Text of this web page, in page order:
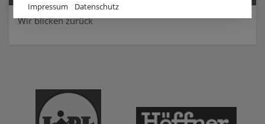
Impressum Datenschutz
Wir blicken zurück